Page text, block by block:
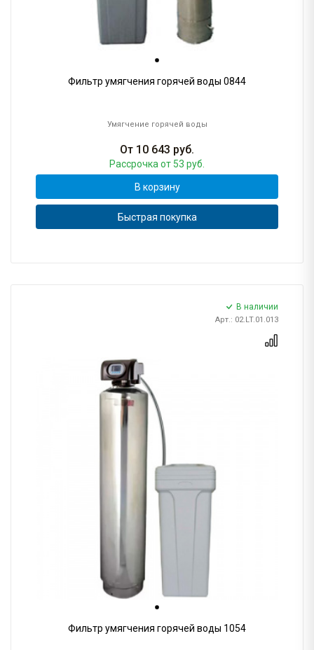
Фильтр умягчения горячей воды 0844
Умягчение горячей воды
От 10 643 руб.
Рассрочка от 53 руб.
В корзину
Быстрая покупка
В наличии
Арт.: 02.LT.01.013
Фильтр умягчения горячей воды 1054